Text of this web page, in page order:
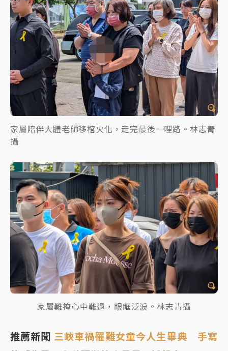
家屬陪伴大體老師移棺火化，走完最後一哩路。林志青
攝
家屬難掩心中難過，眼眶泛淚。林志青攝
推薦新聞 三峽車禍罹難女童今人生畢典 手寫